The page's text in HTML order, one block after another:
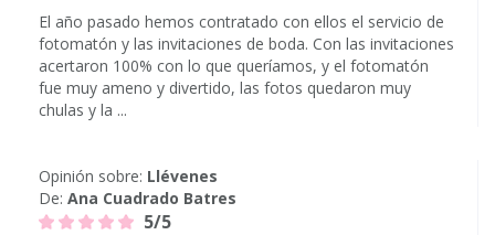
El año pasado hemos contratado con ellos el servicio de
fotomatón y las invitaciones de boda. Con las invitaciones
acertaron 100% con lo que queríamos, y el fotomatón
fue muy ameno y divertido, las fotos quedaron muy
chulas y la ...
Opinión sobre: Llévenes
De: Ana Cuadrado Batres
5/5